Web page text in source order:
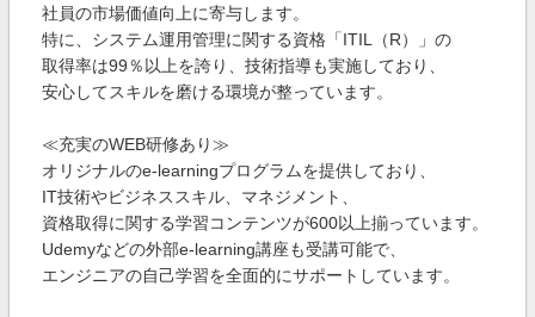
社員の市場価値向上に寄与します。
特に、システム運用管理に関する資格「ITIL（R）」の
取得率は99％以上を誇り、技術指導も実施しており、
安心してスキルを磨ける環境が整っています。
≪充実のWEB研修あり≫
オリジナルのe-learningプログラムを提供しており、
IT技術やビジネススキル、マネジメント、
資格取得に関する学習コンテンツが600以上揃っています。
Udemyなどの外部e-learning講座も受講可能で、
エンジニアの自己学習を全面的にサポートしています。